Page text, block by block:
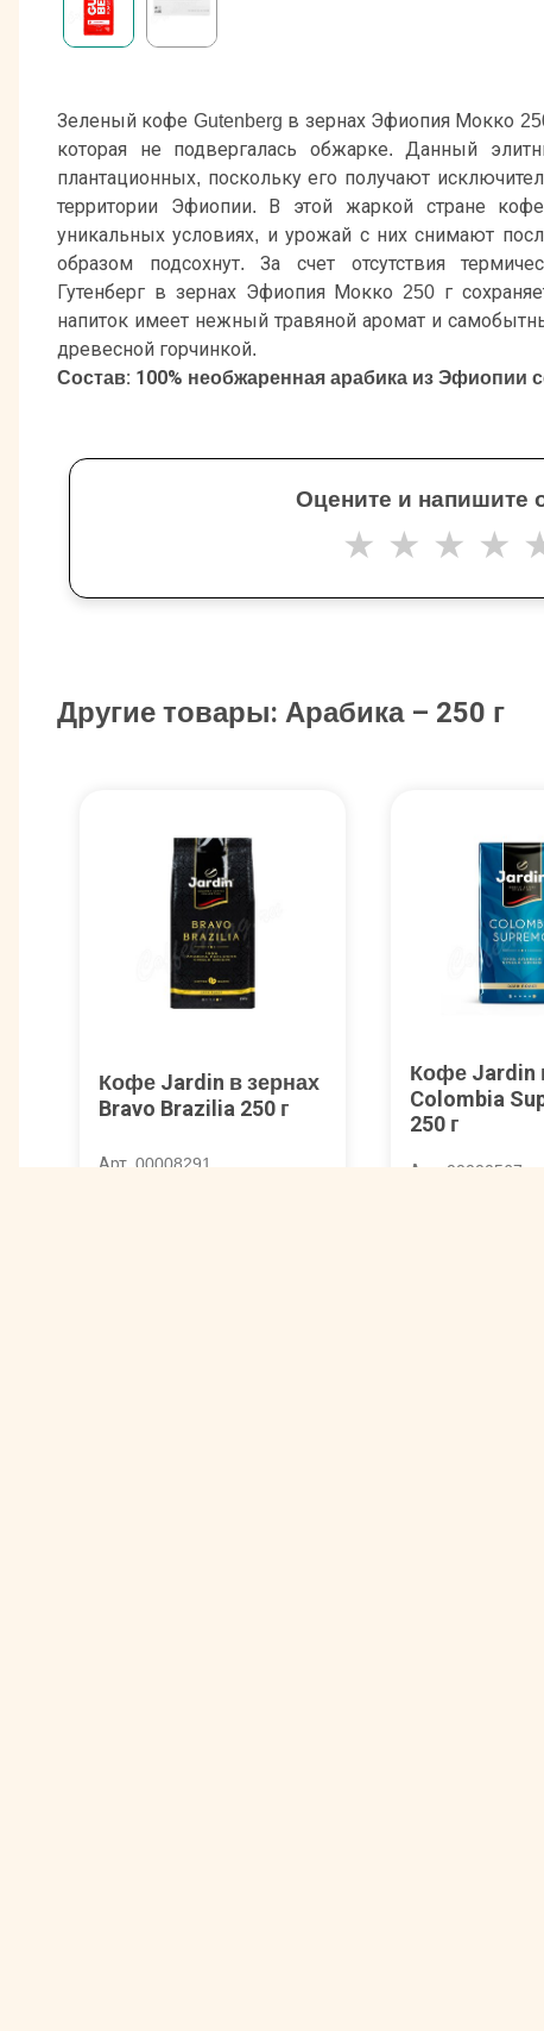
Зеленый кофе Gutenberg в зернах Эфиопия Мокко
которая не подвергалась обжарке. Данный
плантационных, поскольку его получают
территории Эфиопии. В этой жаркой стране
уникальных условиях, и урожай с них снимают
образом подсохнут. За счет отсутствия
Гутенберг в зернах Эфиопия Мокко 250 г
напиток имеет нежный травяной аромат и
древесной горчинкой.
Состав: 100% необжаренная арабика из Эфиопии
Оцените и напишите
★ ★ ★ ★
Другие товары: Арабика – 250 г
Кофе Jardin в зернах
Bravo Brazilia 250 г
Арт. 00008291
Кофе Jardin
Colombia
250 г
Арт. 00000567